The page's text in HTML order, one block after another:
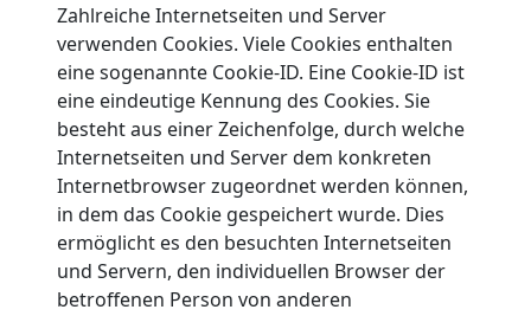
Zahlreiche Internetseiten und Server
verwenden Cookies. Viele Cookies enthalten
eine sogenannte Cookie-ID. Eine Cookie-ID ist
eine eindeutige Kennung des Cookies. Sie
besteht aus einer Zeichenfolge, durch welche
Internetseiten und Server dem konkreten
Internetbrowser zugeordnet werden können,
in dem das Cookie gespeichert wurde. Dies
ermöglicht es den besuchten Internetseiten
und Servern, den individuellen Browser der
betroffenen Person von anderen